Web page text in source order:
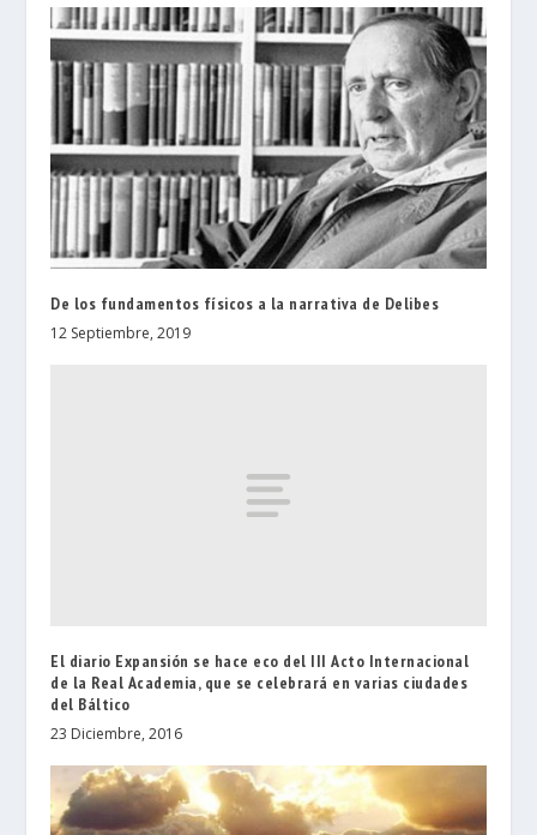
De los fundamentos físicos a la narrativa de Delibes
12 Septiembre, 2019
El diario Expansión se hace eco del III Acto Internacional
de la Real Academia, que se celebrará en varias ciudades
del Báltico
23 Diciembre, 2016